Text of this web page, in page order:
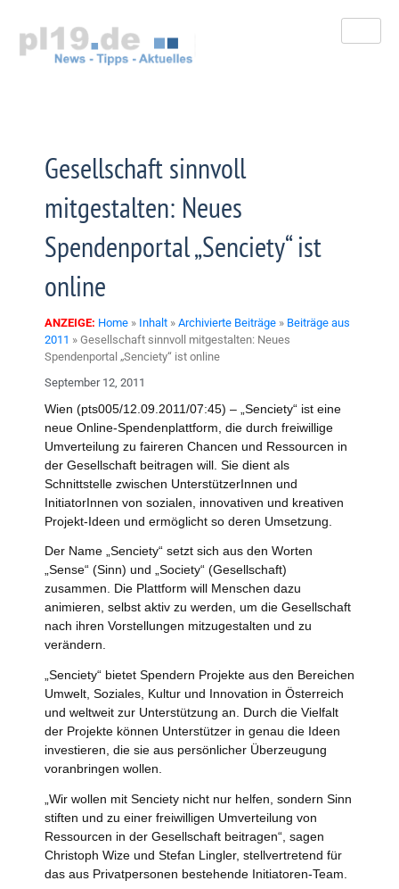
springen
Gesellschaft sinnvoll
mitgestalten: Neues
Spendenportal „Senciety“ ist
online
ANZEIGE: Home » Inhalt » Archivierte Beiträge » Beiträge aus
2011 » Gesellschaft sinnvoll mitgestalten: Neues
Spendenportal „Senciety“ ist online
September 12, 2011
Wien (pts005/12.09.2011/07:45) – „Senciety“ ist eine
neue Online-Spendenplattform, die durch freiwillige
Umverteilung zu faireren Chancen und Ressourcen in
der Gesellschaft beitragen will. Sie dient als
Schnittstelle zwischen UnterstützerInnen und
InitiatorInnen von sozialen, innovativen und kreativen
Projekt-Ideen und ermöglicht so deren Umsetzung.
Der Name „Senciety“ setzt sich aus den Worten
„Sense“ (Sinn) und „Society“ (Gesellschaft)
zusammen. Die Plattform will Menschen dazu
animieren, selbst aktiv zu werden, um die Gesellschaft
nach ihren Vorstellungen mitzugestalten und zu
verändern.
„Senciety“ bietet Spendern Projekte aus den Bereichen
Umwelt, Soziales, Kultur und Innovation in Österreich
und weltweit zur Unterstützung an. Durch die Vielfalt
der Projekte können Unterstützer in genau die Ideen
investieren, die sie aus persönlicher Überzeugung
voranbringen wollen.
„Wir wollen mit Senciety nicht nur helfen, sondern Sinn
stiften und zu einer freiwilligen Umverteilung von
Ressourcen in der Gesellschaft beitragen“, sagen
Christoph Wize und Stefan Lingler, stellvertretend für
das aus Privatpersonen bestehende Initiatoren-Team.